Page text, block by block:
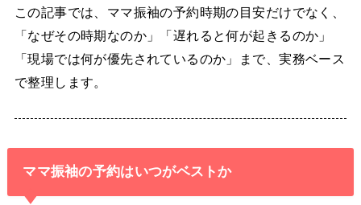
この記事では、ママ振袖の予約時期の目安だけでなく、
「なぜその時期なのか」「遅れると何が起きるのか」
「現場では何が優先されているのか」まで、実務ベース
で整理します。
ママ振袖の予約はいつがベストか